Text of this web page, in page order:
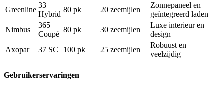
Greenline
33
Hybrid
80 pk 20 zeemijlen
Zonnepaneel en
geïntegreerd laden
Nimbus
365
Coupé
80 pk 30 zeemijlen
Luxe interieur en
design
Axopar
37 SC 100 pk 25 zeemijlen
Robuust en
veelzijdig
Gebruikerservaringen